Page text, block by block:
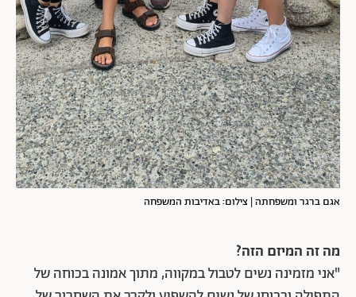
אגם ברגר ומשפחתה | צילום: באדיבות המשפחה
מה זה המיזם הזה?
"אני מזמינה נשים לטבול במקווה, מתוך אמונה בכוחה של